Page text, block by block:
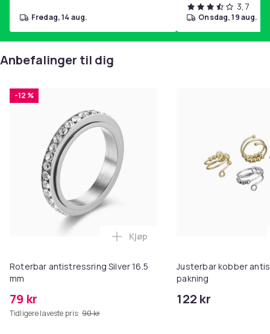
fredag, 14 aug.
3,7
onsdag, 19 aug.
Anbefalinger til dig
-12 %
Roterbar antistressring Silver 16.5
mm
79 kr
Tidligere laveste pris: 90 kr
Legg Roterbar antistressring
Kjøp
Justerbar kobber
pakning
122 kr